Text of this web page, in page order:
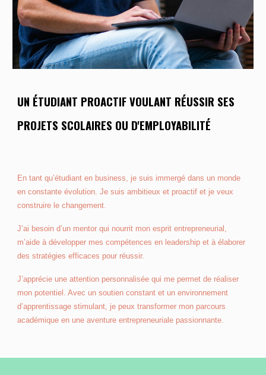
UN ÉTUDIANT PROACTIFVOULANT RÉUSSIR SES
PROJETS SCOLAIRES OU D'EMPLOYABILITÉ
En tant qu’étudiant en business, je suis immergé dans un monde
en constante évolution. Je suis ambitieux et proactif et je veux
construire le changement.
J’ai besoin d’un mentor qui nourrit mon esprit entrepreneurial,
m’aide à développer mes compétences en leadership et à élaborer
des stratégies efficaces pour réussir.
J’apprécie une attention personnalisée qui me permet de réaliser
mon potentiel. Avec un soutien constant et un environnement
d’apprentissage stimulant, je peux transformer mon parcours
académique en une aventure entrepreneuriale passionnante.